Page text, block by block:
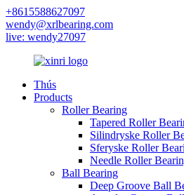
+8615588627097
wendy@xrlbearing.com
live: wendy27097
Thús
Products
Roller Bearing
Tapered Roller
Silindryske Roller
Sferyske Roller
Needle Roller
Ball Bearing
Deep Groove Ball